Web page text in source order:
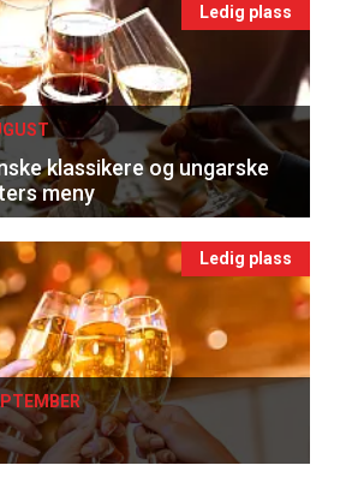
Ledig plass
klassikere og ungarske
meny
Ledig plass